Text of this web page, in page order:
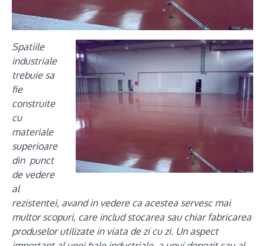
Spatiile
industriale
trebuie sa
fie
construite
cu
materiale
superioare
din punct
de vedere
al
rezistentei, avand in vedere ca acestea servesc mai
multor scopuri, care includ stocarea sau chiar fabricarea
produselor utilizate in viata de zi cu zi. Un aspect